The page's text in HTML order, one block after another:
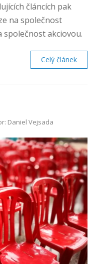
článcích pak
na společnost
společnost akciovou.
Celý článek
Daniel Vejsada